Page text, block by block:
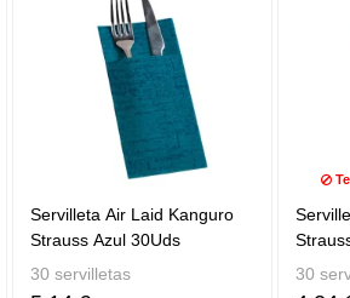
Servilleta Air Laid Kanguro
Strauss Azul 30Uds
30 servilletas
30